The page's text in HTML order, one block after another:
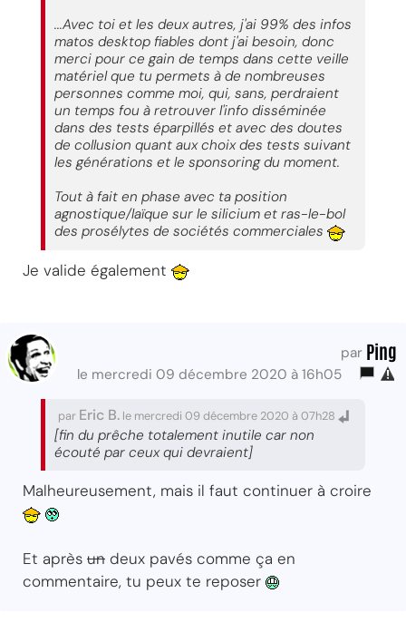
...Avec toi et les deux autres, j'ai 99% des infos
matos desktop fiables dont j'ai besoin, donc
merci pour ce gain de temps dans cette veille
matériel que tu permets à de nombreuses
personnes comme moi, qui, sans, perdraient
un temps fou à retrouver l'info disséminée
dans des tests éparpillés et avec des doutes
de collusion quant aux choix des tests suivant
les générations et le sponsoring du moment.
Tout à fait en phase avec ta position
agnostique/laïque sur le silicium et ras-le-bol
des prosélytes de sociétés commerciales
Je valide également
par Ping
le mercredi 09 décembre 2020 à 16h05
par Eric B. le mercredi 09 décembre 2020 à 07h28
[fin du prêche totalement inutile car non
écouté par ceux qui devraient]
Malheureusement, mais il faut continuer à croire
Et après un deux pavés comme ça en
commentaire, tu peux te reposer